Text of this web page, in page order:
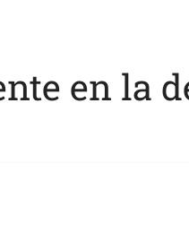
en la